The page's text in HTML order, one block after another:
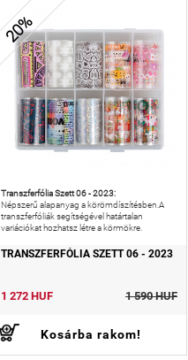
20%
Transzferfólia Szett 06 - 2023:
Népszerű alapanyag a körömdíszítésben.A
transzferfóliák segítségével határtalan
variációkat hozhatsz létre a körmökre.
TRANSZFERFÓLIA SZETT 06 - 2023
1 272 HUF 1 590 HUF
Kosárba rakom!